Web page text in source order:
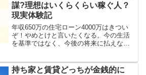
謀?理想はいくらくらい稼ぐ人？
現実体験記
年収650万の住宅ローン4000万はきつい
ぞ！やめとけと言いたくなる。今の生活
を基準ではなく、今後の将来に払えない
験者がご紹介しています。
持ち家と賃貸どっちが金銭的に